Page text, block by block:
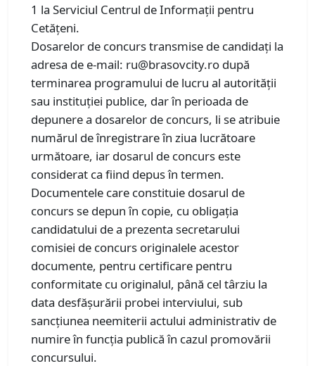
1 la Serviciul Centrul de Informaţii pentru
Cetăţeni.
Dosarelor de concurs transmise de candidați la
adresa de e-mail: ru@brasovcity.ro după
terminarea programului de lucru al autorității
sau instituției publice, dar în perioada de
depunere a dosarelor de concurs, li se atribuie
numărul de înregistrare în ziua lucrătoare
următoare, iar dosarul de concurs este
considerat ca fiind depus în termen.
Documentele care constituie dosarul de
concurs se depun în copie, cu obligația
candidatului de a prezenta secretarului
comisiei de concurs originalele acestor
documente, pentru certificare pentru
conformitate cu originalul, până cel târziu la
data desfășurării probei interviului, sub
sancțiunea neemiterii actului administrativ de
numire în funcția publică în cazul promovării
concursului.